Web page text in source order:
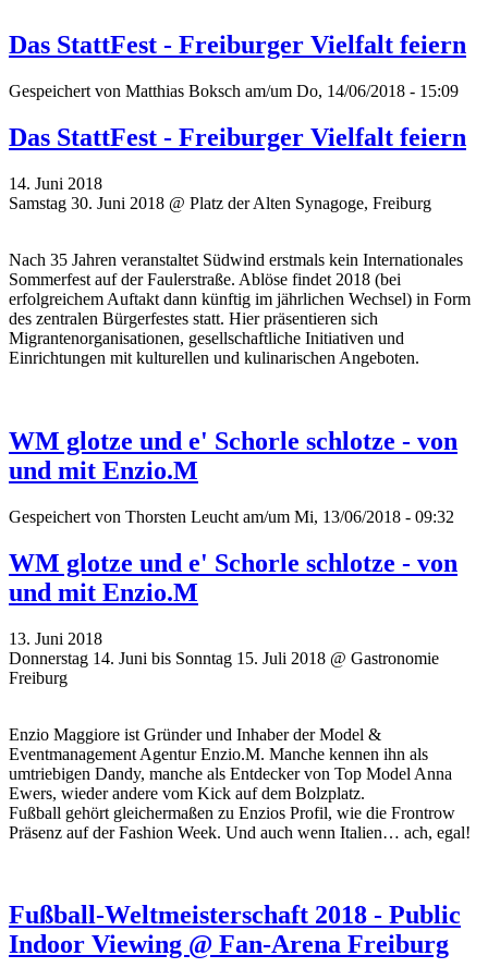
Das StattFest - Freiburger Vielfalt feiern
Gespeichert von Matthias Boksch am/um Do, 14/06/2018 - 15:09
Das StattFest - Freiburger Vielfalt feiern
14. Juni 2018
Samstag 30. Juni 2018 @ Platz der Alten Synagoge, Freiburg
Nach 35 Jahren veranstaltet Südwind erstmals kein Internationales
Sommerfest auf der Faulerstraße. Ablöse findet 2018 (bei
erfolgreichem Auftakt dann künftig im jährlichen Wechsel) in Form
des zentralen Bürgerfestes statt. Hier präsentieren sich
Migrantenorganisationen, gesellschaftliche Initiativen und
Einrichtungen mit kulturellen und kulinarischen Angeboten.
WM glotze und e' Schorle schlotze - von
und mit Enzio.M
Gespeichert von Thorsten Leucht am/um Mi, 13/06/2018 - 09:32
WM glotze und e' Schorle schlotze - von
und mit Enzio.M
13. Juni 2018
Donnerstag 14. Juni bis Sonntag 15. Juli 2018 @ Gastronomie
Freiburg
Enzio Maggiore ist Gründer und Inhaber der Model &
Eventmanagement Agentur Enzio.M. Manche kennen ihn als
umtriebigen Dandy, manche als Entdecker von Top Model Anna
Ewers, wieder andere vom Kick auf dem Bolzplatz.
Fußball gehört gleichermaßen zu Enzios Profil, wie die Frontrow
Präsenz auf der Fashion Week. Und auch wenn Italien… ach, egal!
Fußball-Weltmeisterschaft 2018 - Public
Indoor Viewing @ Fan-Arena Freiburg